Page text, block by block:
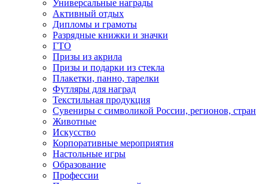
Универсальные награды
Активный отдых
Дипломы и грамоты
Разрядные книжки и значки
ГТО
Призы из акрила
Призы и подарки из стекла
Плакетки, панно, тарелки
Футляры для наград
Текстильная продукция
Сувениры с символикой России, регионов, стран
Животные
Искусство
Корпоративные мероприятия
Настольные игры
Образование
Профессии